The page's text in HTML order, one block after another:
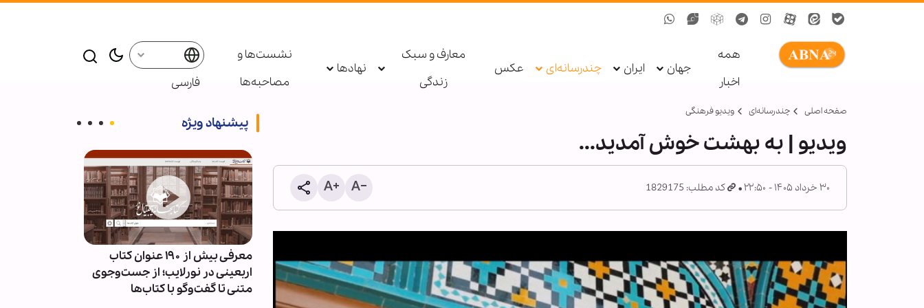
همه
اخبار
جهان ایران چندرسانه‌ای عکس
معارف و سبک
زندگی
نهادها
نشست‌ها و
مصاحبه‌ها
فارسی
صفحه اصلی چندرسانه‌ای ویدیو فرهنگی
ویدیو | به بهشت خوش‌ آمدید...
۳۰ خرداد ۱۴۰۵ - ۲۲:۵۰ کد مطلب: 1829175
پیشنهاد ویژه
اربعین در فضای مجازی توسط
پلیس
معرفی بیش از ۱۹۰ عنوان کتاب
اربعینی در نورلایب؛ از جست‌وجوی
متنی تا گفت‌وگو با کتاب‌ها